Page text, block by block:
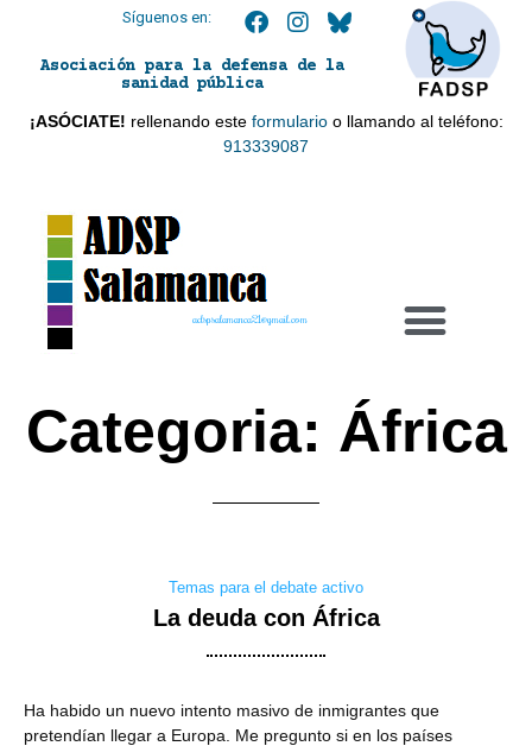
Síguenos en:
Asociación para la defensa de la
sanidad pública
¡ASÓCIATE! rellenando este formularioo llamando al teléfono:
913339087
adspsalamanca21@gmail.com
Categoria: África
Temas para el debate activo
La deuda con África
Ha habido un nuevo intento masivo de inmigrantes que
pretendían llegar a Europa. Me pregunto si en los países